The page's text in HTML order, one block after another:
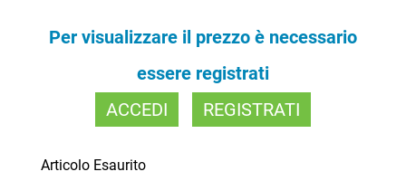
Per visualizzare il prezzo è necessario
essere registrati
ACCEDI
REGISTRATI
Articolo Esaurito